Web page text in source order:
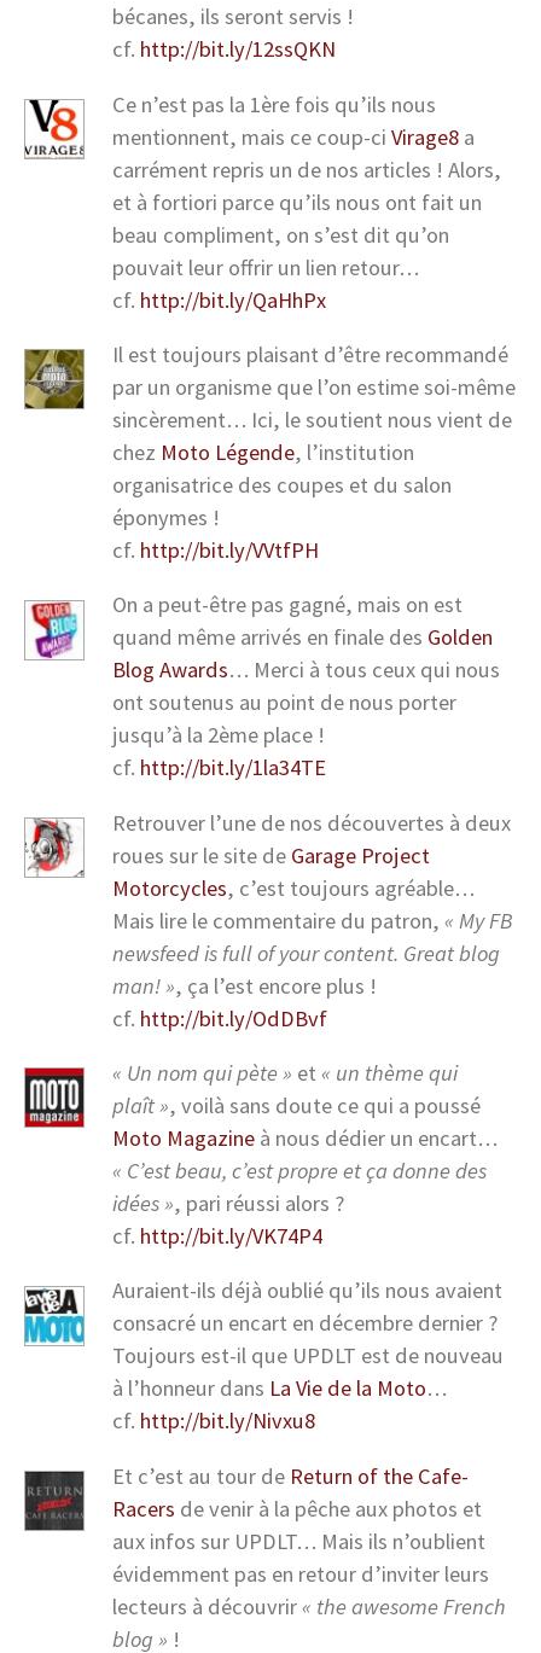
bécanes, ils seront servis !
cf. http://bit.ly/12ssQKN
Ce n’est pas la 1ère fois qu’ils nous
mentionnent, mais ce coup-ciVirage8 a
carrément repris un de nos articles ! Alors,
et à fortiori parce qu’ils nous ont fait un
beau compliment, on s’est dit qu’on
pouvait leur offrir un lien retour…
cf. http://bit.ly/QaHhPx
Il est toujours plaisant d’être recommandé
par un organisme que l’on estime soi-même
sincèrement… Ici, le soutient nous vient de
chez Moto Légende, l’institution
organisatrice des coupes et du salon
éponymes !
cf. http://bit.ly/VVtfPH
On a peut-être pas gagné, mais on est
quand même arrivés en finale des Golden
Blog Awards… Merci à tous ceux qui nous
ont soutenus au point de nous porter
jusqu’à la 2ème place !
cf. http://bit.ly/1la34TE
Retrouver l’une de nos découvertes à deux
roues sur le site de Garage Project
Motorcycles, c’est toujours agréable…
Mais lire le commentaire du patron,« My FB
newsfeed is full of your content. Great blog
man! », ça l’est encore plus !
cf. http://bit.ly/OdDBvf
« Un nom qui pète » et« un thème qui
plaît », voilà sans doute ce qui a poussé
Moto Magazine à nous dédier un encart…
« C’est beau, c’est propre et ça donne des
idées », pari réussi alors ?
cf. http://bit.ly/VK74P4
Auraient-ils déjà oublié qu’ils nous avaient
consacré un encart en décembre dernier ?
Toujours est-il que UPDLT est de nouveau
à l’honneur dans La Vie de la Moto…
cf. http://bit.ly/Nivxu8
Et c’est au tour de Return of the Cafe-
Racers de venir à la pêche aux photos et
aux infos sur UPDLT… Mais ils n’oublient
évidemment pas en retour d’inviter leurs
lecteurs à découvrir« the awesome French
blog » !